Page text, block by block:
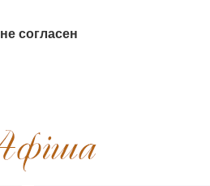
не согласен